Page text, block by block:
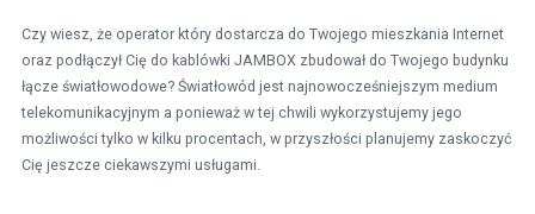
Czy wiesz, że operator który dostarcza do Twojego mieszkania Internet
oraz podłączył Cię do kablówki JAMBOX zbudował do Twojego budynku
łącze światłowodowe? Światłowód jest najnowocześniejszym medium
telekomunikacyjnym a ponieważ w tej chwili wykorzystujemy jego
możliwości tylko w kilku procentach, w przyszłości planujemy zaskoczyć
Cię jeszcze ciekawszymi usługami.